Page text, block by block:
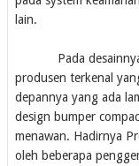
lain.
Pada desainnya
produsen terkenal
depannya yang ada
design bumper
menawan. Hadirnya
oleh beberapa